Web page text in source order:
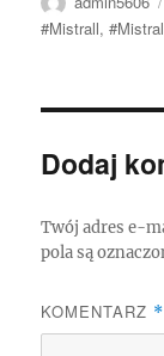
#Mistrall,
Dodaj
Twój adres e-
pola są
KOMENTARZ *